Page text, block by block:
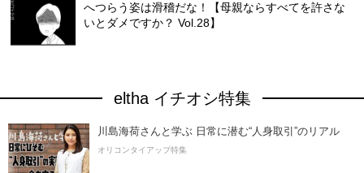
へつらう姿は滑稽だな！【母親ならすべてを許さな
いとダメですか？ Vol.28】
eltha イチオシ特集
川島海荷さんと学ぶ 日常に潜む“人身取引”のリアル
オリコンタイアップ特集